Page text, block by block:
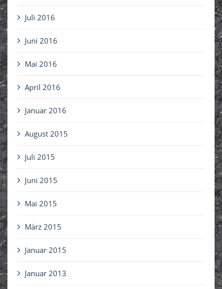
Juli 2016
Juni 2016
Mai 2016
April 2016
Januar 2016
August 2015
Juli 2015
Juni 2015
Mai 2015
März 2015
Januar 2015
Januar 2013